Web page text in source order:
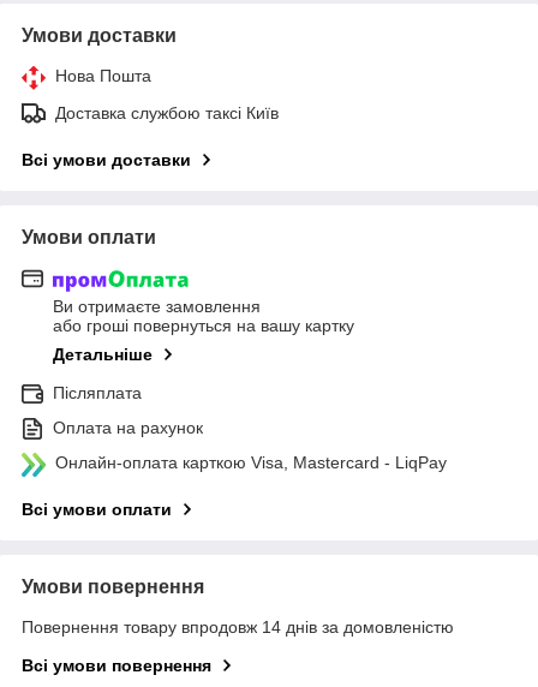
Умови доставки
Нова Пошта
Доставка службою таксі Київ
Всі умови доставки
Умови оплати
Ви отримаєте замовлення
або гроші повернуться на вашу картку
Детальніше
Післяплата
Оплата на рахунок
Онлайн-оплата карткою Visa, Mastercard - LiqPay
Всі умови оплати
Умови повернення
Повернення товару впродовж 14 днів за домовленістю
Всі умови повернення